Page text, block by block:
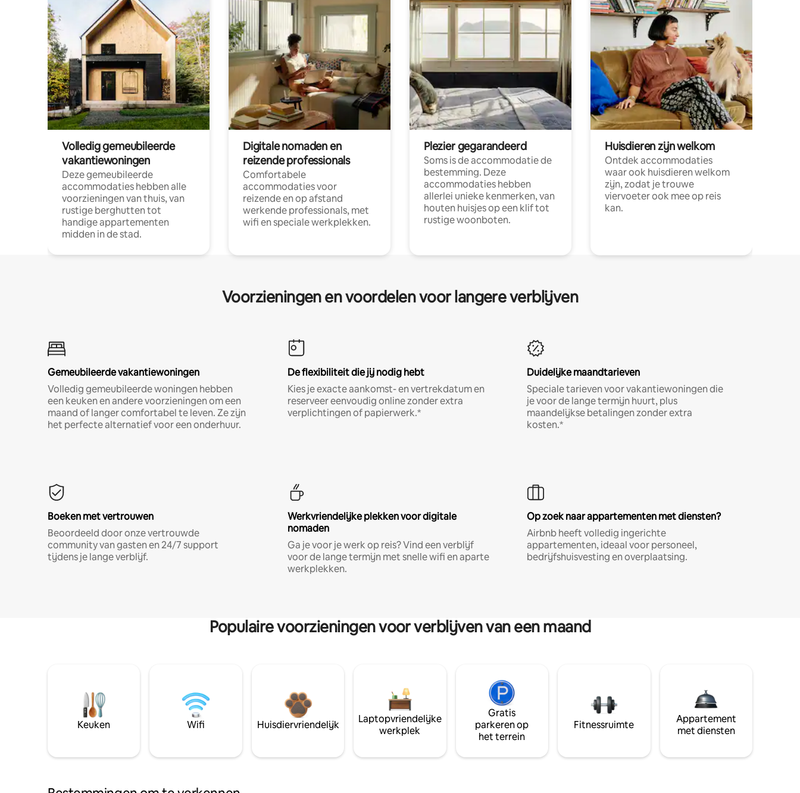
Volledig gemeubileerde
vakantiewoningen
Deze gemeubileerde
accommodaties hebben alle
voorzieningen van thuis, van
rustige berghutten tot
handige appartementen
midden in de stad.
Digitale nomaden en
reizende professionals
Comfortabele
accommodaties voor
reizende en op afstand
werkende professionals, met
wifi en speciale werkplekken.
Plezier gegarandeerd
Soms is de accommodatie de
bestemming. Deze
accommodaties hebben
allerlei unieke kenmerken, van
houten huisjes op een klif tot
rustige woonboten.
Huisdieren zijn welkom
Ontdek accommodaties
waar ook huisdieren welkom
zijn, zodat je trouwe
viervoeter ook mee op reis
kan.
Voorzieningen en voordelen voor langere verblijven
Gemeubileerde vakantiewoningen
Volledig gemeubileerde woningen hebben
een keuken en andere voorzieningen om een
maand of langer comfortabel te leven. Ze zijn
het perfecte alternatief voor een onderhuur.
De flexibiliteit die jij nodig hebt
Kies je exacte aankomst- en vertrekdatum en
reserveer eenvoudig online zonder extra
verplichtingen of papierwerk.*
Duidelijke maandtarieven
Speciale tarieven voor vakantiewoningen die
je voor de lange termijn huurt, plus
maandelijkse betalingen zonder extra
kosten.*
Boeken met vertrouwen
Beoordeeld door onze vertrouwde
community van gasten en 24/7 support
tijdens je lange verblijf.
Werkvriendelijke plekken voor digitale
nomaden
Ga je voor je werk op reis? Vind een verblijf
voor de lange termijn met snelle wifi en aparte
werkplekken.
Op zoek naar appartementen met diensten?
Airbnb heeft volledig ingerichte
appartementen, ideaal voor personeel,
bedrijfshuisvesting en overplaatsing.
Populaire voorzieningen voor verblijven van een maand
Keuken Wifi Huisdiervriendelijk
Laptopvriendelijke
werkplek
Gratis
parkeren op
het terrein
Fitnessruimte
Appartement
met diensten